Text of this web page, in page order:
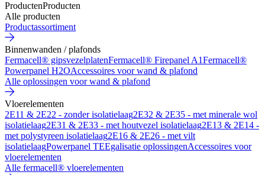
ProductenProducten
Alle producten
Productassortiment
Binnenwanden / plafonds
Fermacell® gipsvezelplatenFermacell® Firepanel A1Fermacell®
Powerpanel H2OAccessoires voor wand & plafond
Alle oplossingen voor wand & plafond
Vloerelementen
2E11 & 2E22 - zonder isolatielaag2E32 & 2E35 - met minerale wol
isolatielaag2E31 & 2E33 - met houtvezel isolatielaag2E13 & 2E14 -
met polystyreen isolatielaag2E16 & 2E26 - met vilt
isolatielaagPowerpanel TEEgalisatie oplossingenAccessoires voor
vloerelementen
Alle fermacell® vloerelementen